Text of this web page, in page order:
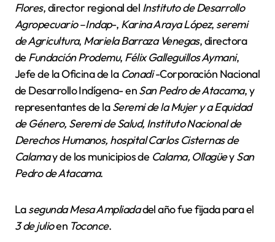
Flores, director regional del Instituto de Desarrollo
Agropecuario–Indap-, Karina Araya López, seremi
de Agricultura, Mariela Barraza Venegas, directora
de Fundación Prodemu, Félix Galleguillos Aymani,
Jefe de la Oficina de la Conadi-Corporación Nacional
de Desarrollo Indígena- enSan Pedro de Atacama, y
representantes de laSeremi de la Mujer y a Equidad
de Género, Seremi de Salud, Instituto Nacional de
Derechos Humanos, hospital Carlos Cisternas de
Calamay de los municipios de Calama, OllagüeySan
Pedro de Atacama.
Lasegunda Mesa Ampliadadel año fue fijada para el
3 de julioen Toconce.